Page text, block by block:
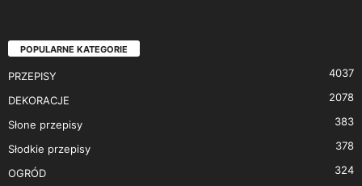
POPULARNE KATEGORIE
PRZEPISY 4037
DEKORACJE 2078
Słone przepisy 383
Słodkie przepisy 378
OGRÓD 324